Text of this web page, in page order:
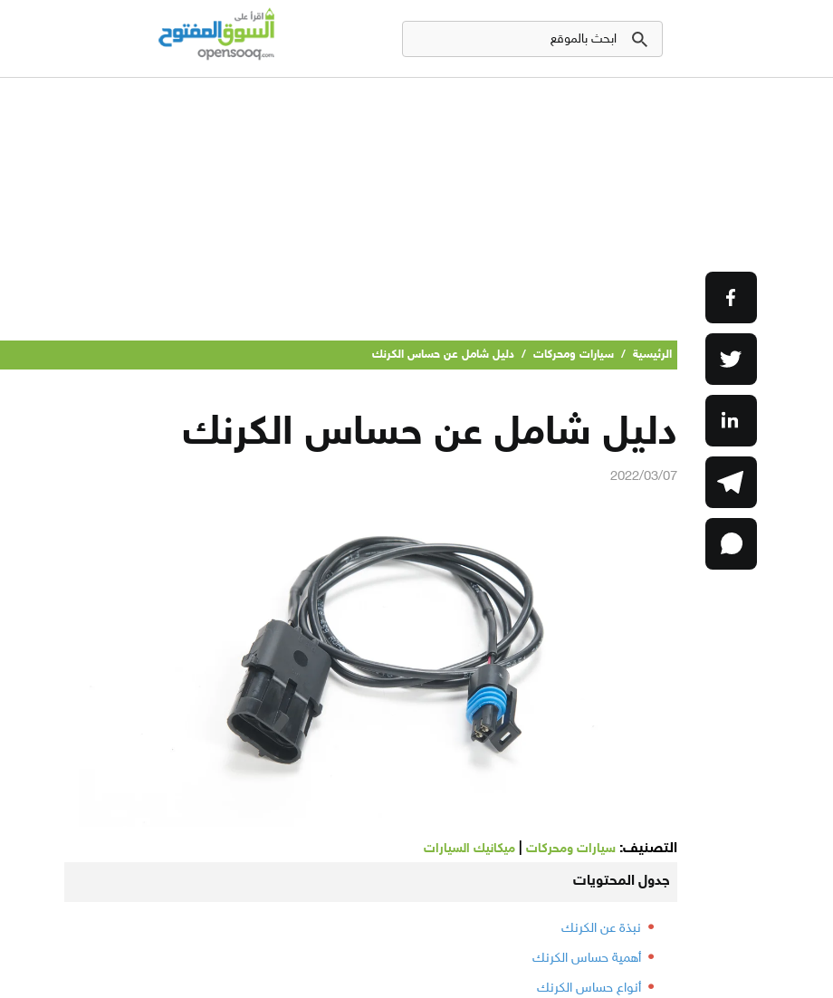
الرئيسية / سيارات ومحركات / دليل شامل عن حساس الكرنك
دليل شامل عن حساس الكرنك
2022/03/07
التصنيف: سيارات ومحركات ميكانيك السيارات
جدول المحتويات
نبذة عن الكرنك
أهمية حساس الكرنك
أنواع حساس الكرنك